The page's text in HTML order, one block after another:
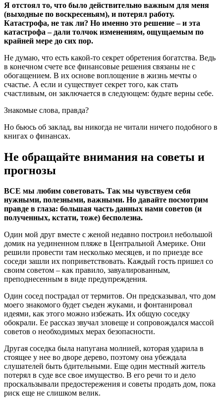
Я отстоял то, что было действительно важным для меня
(выходные по воскресеньям), и потерял работу.
Катастрофа, не так ли? Но именно это решение – и эта
катастрофа – дали толчок изменениям, ощущаемым по
крайней мере до сих пор.
Не думаю, что есть какой-то секрет обретения богатства. Ведь
в конечном счете все финансовые решения связаны не с
обогащением. В их основе воплощение в жизнь мечты о
счастье. А если и существует секрет того, как стать
счастливым, он заключается в следующем: будьте верны себе.
Знакомые слова, правда?
Но бьюсь об заклад, вы никогда не читали ничего подобного в
книгах о финансах.
Не обращайте внимания на советы и
прогнозы
ВСЕ мы любим советовать. Так мы чувствуем себя
нужными, полезными, важными. Но давайте посмотрим
правде в глаза: большая часть данных нами советов (и
полученных, кстати, тоже) бесполезна.
Один мой друг вместе с женой недавно построил небольшой
домик на уединенном пляже в Центральной Америке. Они
решили провести там несколько месяцев, и по приезде все
соседи зашли их поприветствовать. Каждый гость пришел со
своим советом – как правило, завуалированным,
преподнесенным в виде предупреждения.
Один сосед пострадал от термитов. Он предсказывал, что дом
моего знакомого будет съеден жуками, и фонтанировал
идеями, как этого можно избежать. Их общую соседку
обокрали. Ее рассказ звучал зловеще и сопровождался массой
советов о необходимых мерах безопасности.
Другая соседка была напугана молнией, которая ударила в
стоящее у нее во дворе дерево, поэтому она убеждала
слушателей быть бдительными. Еще один местный житель
потерял в суде все свое имущество. В его речи то и дело
проскальзывали предостережения и советы продать дом, пока
риск еще не слишком велик.